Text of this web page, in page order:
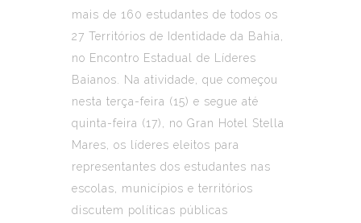
mais de 160 estudantes de todos os
27 Territórios de Identidade da Bahia,
no Encontro Estadual de Líderes
Baianos. Na atividade, que começou
nesta terça-feira (15) e segue até
quinta-feira (17), no Gran Hotel Stella
Mares, os líderes eleitos para
representantes dos estudantes nas
escolas, municípios e territórios
discutem políticas públicas